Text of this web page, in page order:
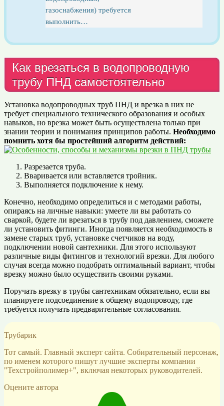
газоснабжения) требуется
выполнить…
Как врезаться в водопроводную
трубу ПНД самостоятельно
Установка водопроводных труб ПНД и врезка в них не
требует специального технического образования и особых
навыков, но врезка может быть осуществлена только при
знании теории и понимания принципов работы. Необходимо
помнить хотя бы простейший алгоритм действий:
Разрезается труба.
Вваривается или вставляется тройник.
Выполняется подключение к нему.
Конечно, необходимо определиться и с методами работы,
опираясь на личные навыки: умеете ли вы работать со
сваркой, будете ли врезаться в трубу под давлением, сможете
ли установить фитинги. Иногда появляется необходимость в
замене старых труб, установке счетчиков на воду,
подключении новой сантехники. Для этого используют
различные виды фитингов и технологий врезки. Для любого
случая всегда можно подобрать оптимальный вариант, чтобы
врезку можно было осуществить своими руками.
Поручать врезку в трубы сантехникам обязательно, если вы
планируете подсоединение к общему водопроводу, где
требуется получать предварительные согласования.
Трубарик
Тот самый. Главный эксперт сайта. Собирательный персонаж,
по именем которого пишут лучшие эксперты компании
"Техстройполимер+", включая некоторых руководителей.
Оцените автора